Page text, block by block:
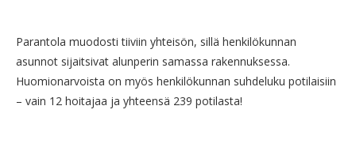
Parantola muodosti tiiviin yhteisön, sillä henkilökunnan
asunnot sijaitsivat alunperin samassa rakennuksessa.
Huomionarvoista on myös henkilökunnan suhdeluku potilaisiin
– vain 12 hoitajaa ja yhteensä 239 potilasta!